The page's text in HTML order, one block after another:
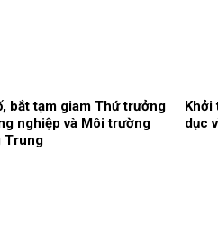
bắt tạm giam Thứ trưởng
nghiệp và Môi trường
Trung
Khởi
dục